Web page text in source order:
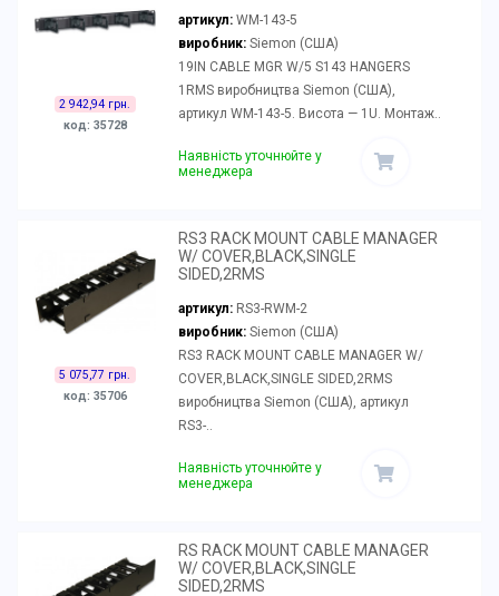
2 942,94 грн.
код: 35728
артикул: WM-143-5
виробник:Siemon (США)
19IN CABLE MGR W/5 S143 HANGERS
1RMS виробництва Siemon (США),
артикул WM-143-5. Висота — 1U. Монтаж..
Наявність уточнюйте у
менеджера
5 075,77 грн.
код: 35706
RS3 RACK MOUNT CABLE MANAGER
W/ COVER,BLACK,SINGLE
SIDED,2RMS
артикул: RS3-RWM-2
виробник:Siemon (США)
RS3 RACK MOUNT CABLE MANAGER W/
COVER,BLACK,SINGLE SIDED,2RMS
виробництва Siemon (США), артикул
RS3-..
Наявність уточнюйте у
менеджера
RS RACK MOUNT CABLE MANAGER
W/ COVER,BLACK,SINGLE
SIDED,2RMS